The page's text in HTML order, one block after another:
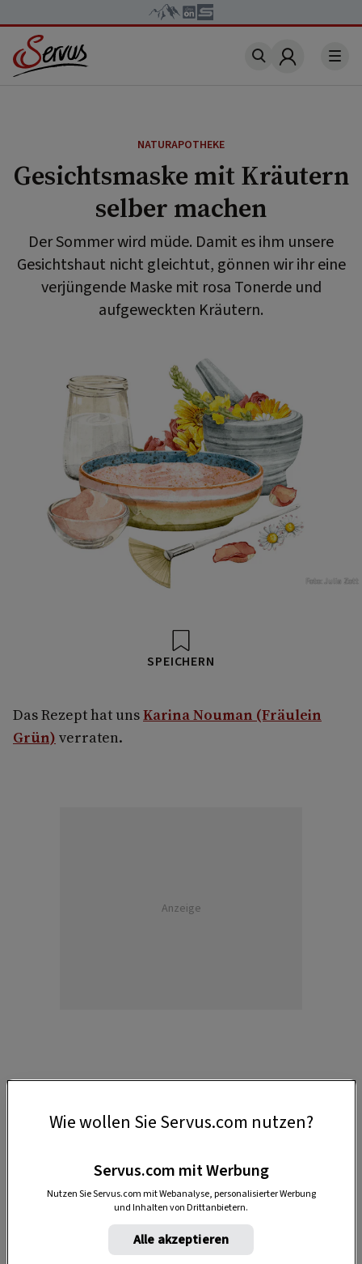
Account
NATURAPOTHEKE
Gesichtsmaske mit Kräutern
selber machen
Der Sommer wird müde. Damit es ihm unsere
Gesichtshaut nicht gleichtut, gönnen wir ihr eine
verjüngende Maske mit rosa Tonerde und
aufgeweckten Kräutern.
Foto: Julia Zott
SPEICHERN
Das Rezept hat unsKarina Nouman (Fräulein
Grün) verraten.
Anzeige
Sonnenkräuter
1–2 EL rosa Tonerde
80 ml Sauerrahm
Wie wollen Sie Servus.com nutzen?
Servus.com mit Werbung
Nutzen Sie Servus.com mit Webanalyse, personalisierter Werbung
und Inhalten von Drittanbietern.
Alle akzeptieren